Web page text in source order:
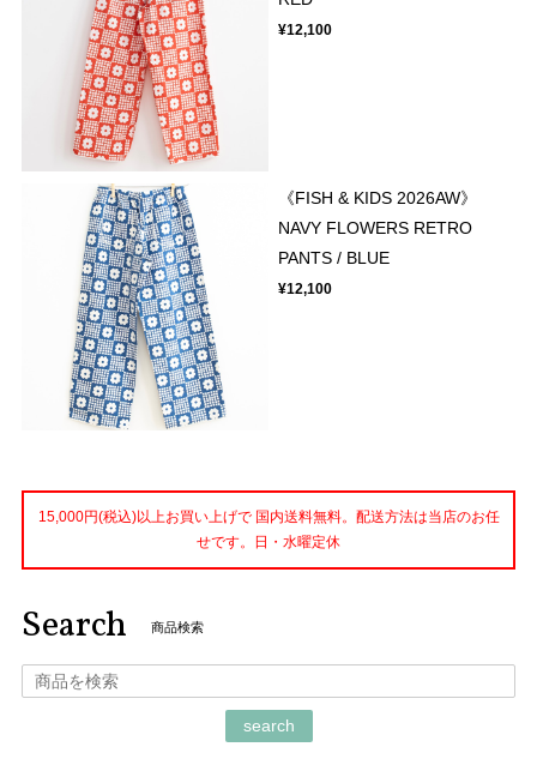
¥12,100
《FISH & KIDS 2026AW》
NAVY FLOWERS RETRO
PANTS / BLUE
¥12,100
15,000円(税込)以上お買い上げで 国内送料無料。配送方法は当店のお任
せです。日・水曜定休
Search 商品検索
search